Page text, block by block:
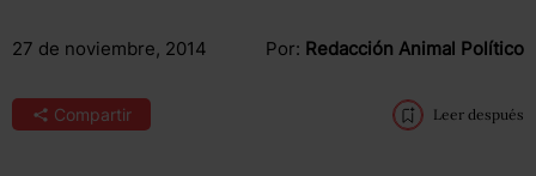
27 de noviembre, 2014 Por: Redacción Animal Político
Compartir Leer después